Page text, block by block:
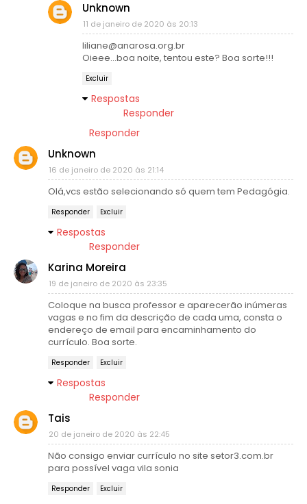
Unknown
11 de janeiro de 2020 às 20:13
liliane@anarosa.org.br
Oieee...boa noite, tentou este? Boa sorte!!!
Excluir
Respostas
Responder
Responder
Unknown
16 de janeiro de 2020 às 21:14
Olá,vcs estão selecionando só quem tem Pedagógia.
Responder Excluir
Respostas
Responder
Karina Moreira
19 de janeiro de 2020 às 23:35
Coloque na busca professor e aparecerão inúmeras
vagas e no fim da descrição de cada uma, consta o
endereço de email para encaminhamento do
currículo. Boa sorte.
Responder Excluir
Respostas
Responder
Tais
20 de janeiro de 2020 às 22:45
Não consigo enviar currículo no site setor3.com.br
para possível vaga vila sonia
Responder Excluir